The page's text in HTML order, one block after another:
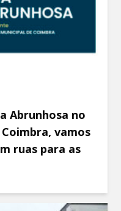
Abrunhosa no
vamos
ruas para as